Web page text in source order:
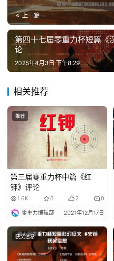
幻
小
说
库
上一篇
第四十七届零重力杯短篇《
论
2025年4月3日 下午8:29
相关推荐
推荐
第三届零重力杯中篇《红
钾》评论
1.6K 0 2 0
零重力编辑部 2021年12月17日
获奖信息